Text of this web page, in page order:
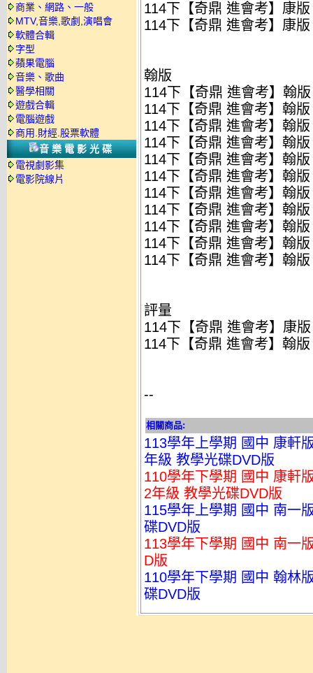
商業、網路、一般
MTV,音樂,歌劇,演唱會
軟體合輯
字型
蘋果電腦
音樂、歌曲
醫學相關
遊戲合輯
電腦遊戲
商用.財經.股票軟體
音樂電影光碟
電視劇影集
電影院線片
114下【奇鼎 進會考】康
114下【奇鼎 進會考】康
翰版
114下【奇鼎 進會考】翰
114下【奇鼎 進會考】翰
114下【奇鼎 進會考】翰
114下【奇鼎 進會考】翰
114下【奇鼎 進會考】翰
114下【奇鼎 進會考】翰
114下【奇鼎 進會考】翰
114下【奇鼎 進會考】翰
114下【奇鼎 進會考】翰
114下【奇鼎 進會考】翰
114下【奇鼎 進會考】翰
評量
114下【奇鼎 進會考】康
114下【奇鼎 進會考】翰
--
相關商品:
113學年上學期 國中 康軒
年級 教學光碟DVD版
110學年下學期 國中 康軒
2年級 教學光碟DVD版
115學年上學期 國中 南一
碟DVD版
113學年下學期 國中 南一
D版
110學年下學期 國中 翰林
碟DVD版